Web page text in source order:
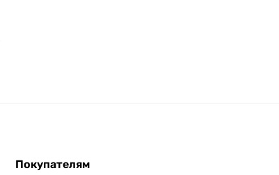
Покупателям